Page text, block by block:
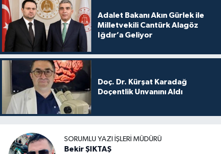
Adalet Bakanı Akın Gürlek ile
Milletvekili Cantürk Alagöz
Iğdır’a Geliyor
Doç. Dr. Kürşat Karadağ
Doçentlik Unvanını Aldı
SORUMLU YAZI İŞLERI MÜDÜRÜ
Bekir ŞIKTAŞ